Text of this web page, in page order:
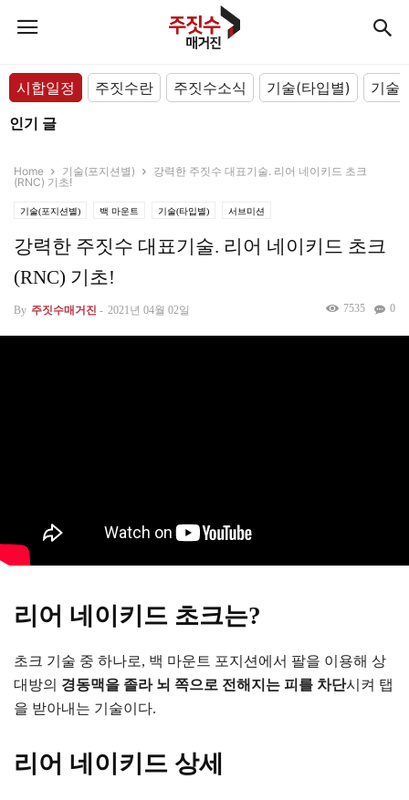
시합일정 주짓수란 주짓수소식 기술(타입별)
기술
인기 글
Home 기술(포지션별)
강력한 주짓수 대표기술. 리어 네이키드 초크
(RNC) 기초!
기술(포지션별) 백 마운트 기술(타입별) 서브미션
강력한 주짓수 대표기술. 리어 네이키드 초크
(RNC) 기초!
By 주짓수매거진 - 2021년 04월 02일 0
7535
리어 네이키드 초크는?
초크 기술 중 하나로, 백 마운트 포지션에서 팔을 이용해 상
대방의 경동맥을 졸라 뇌 쪽으로 전해지는 피를 차단시켜 탭
을 받아내는 기술이다.
리어 네이키드 상세